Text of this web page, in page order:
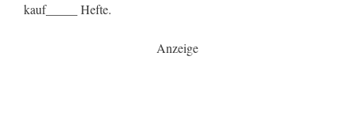
kauf_____ Hefte.
Anzeige